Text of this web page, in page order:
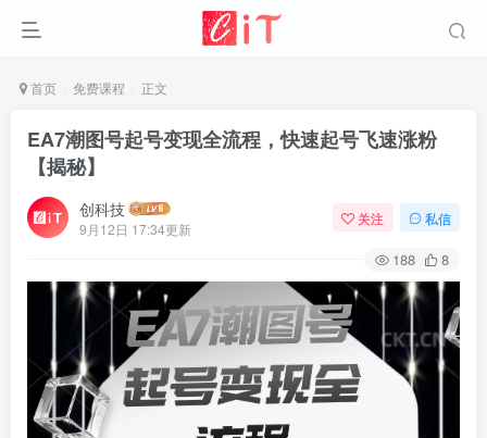
首页 免费课程 正文
EA7潮图号起号变现全流程，快速起号飞速涨粉
【揭秘】
创科技
9月12日 17:34更新
关注 私信
188 8